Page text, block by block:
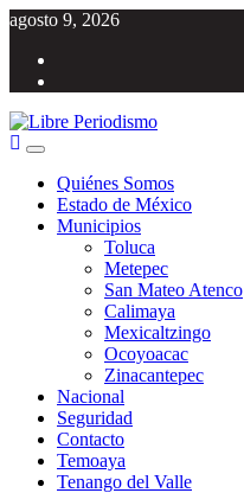
Saltar
contenido
agosto 9, 2026
Menú
principal
Quiénes Somos
Estado de México
Municipios
Toluca
Metepec
San Mateo Atenco
Calimaya
Mexicaltzingo
Ocoyoacac
Zinacantepec
Nacional
Seguridad
Contacto
Temoaya
Tenango del Valle